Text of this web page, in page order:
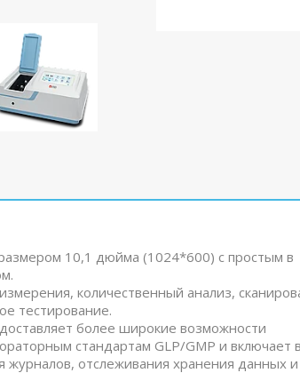
10,1 дюйма (1024*600) с простым в
количественный анализ,
тестирование.
более широкие возможности
стандартам GLP/GMP и включает
журналов, отслеживания хранения данных и